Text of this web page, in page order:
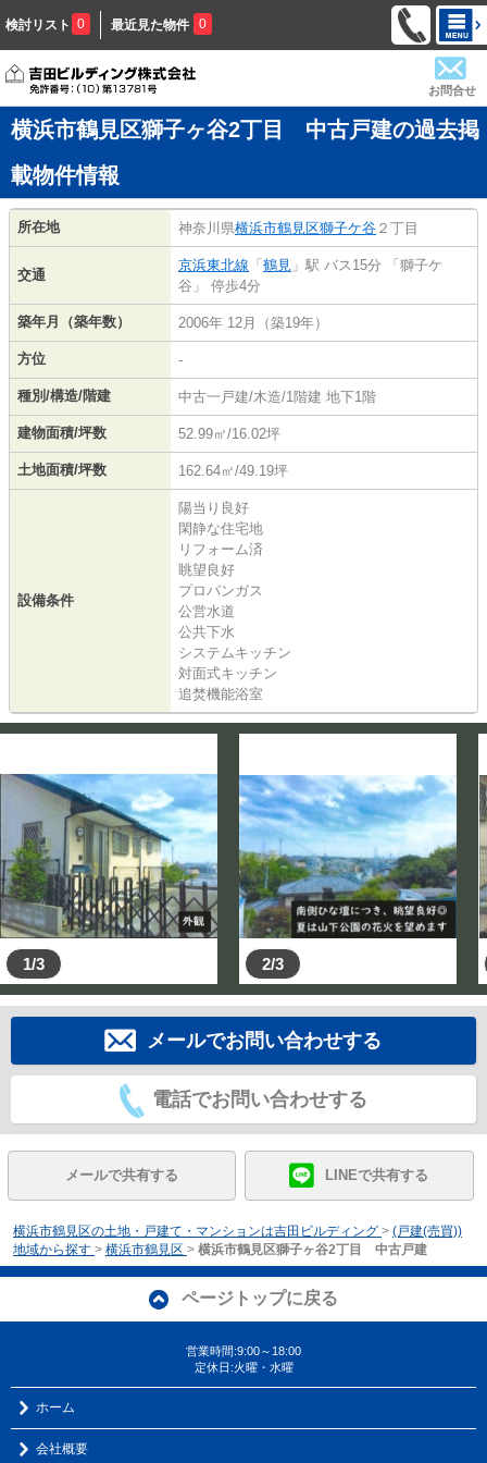
検討リスト 0 最近見た物件 0
お問合せ
横浜市鶴見区獅子ヶ谷2丁目 中古戸建の過去掲
載物件情報
所在地 神奈川県横浜市鶴見区獅子ケ谷 ２丁目
交通
京浜東北線 「 鶴見 」駅 バス15分 「獅子ケ
谷」 停歩4分
築年月（築年数） 2006年 12月（築19年）
方位 -
種別/構造/階建 中古一戸建/木造/1階建 地下1階
建物面積/坪数 52.99㎡/16.02坪
土地面積/坪数 162.64㎡/49.19坪
設備条件
陽当り良好
閑静な住宅地
リフォーム済
眺望良好
プロパンガス
公営水道
公共下水
システムキッチン
対面式キッチン
追焚機能浴室
1/3 2/3
メールでお問い合わせする
電話でお問い合わせする
メールで共有する LINEで共有する
横浜市鶴見区の土地・戸建て・マンションは吉田ビルディング > (戸建(売買))
地域から探す > 横浜市鶴見区 > 横浜市鶴見区獅子ヶ谷2丁目 中古戸建
ページトップに戻る
営業時間:9:00～18:00
定休日:火曜・水曜
ホーム
会社概要